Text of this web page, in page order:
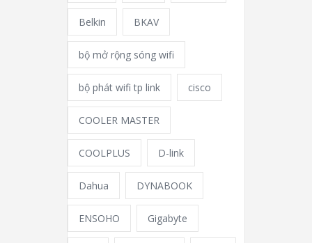
Belkin BKAV
bộ mở rộng sóng wifi
bộ phát wifi tp link cisco
COOLER MASTER
COOLPLUS D-link
Dahua DYNABOOK
ENSOHO Gigabyte